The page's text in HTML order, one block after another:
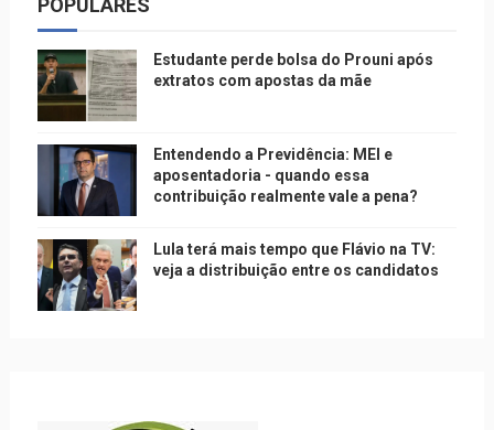
POPULARES
Estudante perde bolsa do Prouni após
extratos com apostas da mãe
Entendendo a Previdência: MEI e
aposentadoria - quando essa
contribuição realmente vale a pena?
Lula terá mais tempo que Flávio na TV:
veja a distribuição entre os candidatos